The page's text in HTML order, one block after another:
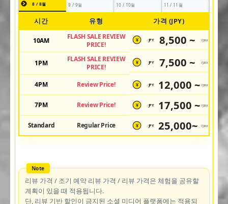
8 / 8월 9 / 9월 10 / 10월 11 / 11월
시간 유형 가격 (JPY)
10AM
FLASH SALE REVIEW
PRICE!
¥ JPY 8,500 ~ /pax
1PM
FLASH SALE REVIEW
PRICE!
¥ JPY 7,500 ~ /pax
4PM Review Price! ¥ JPY 12,000 ~ /pax
7PM Review Price! ¥ JPY 17,500 ~ /pax
Standard Regular Price ¥ JPY 25,000~ /pax
리뷰 가격 / 조기 예약 리뷰 가격 / 리뷰 가격은 체험을 공유할
계획이 있을 때 적용됩니다.
단, 리뷰 기반 할인이 금지된 소셜 미디어 플랫폼에는 적용되